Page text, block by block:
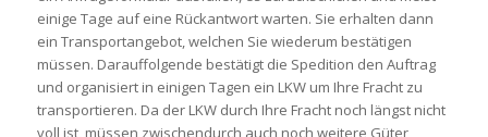
einige Tage auf eine Rückantwort warten. Sie erhalten dann
ein Transportangebot, welchen Sie wiederum bestätigen
müssen. Darauffolgende bestätigt die Spedition den Auftrag
und organisiert in einigen Tagen ein LKW um Ihre Fracht zu
transportieren. Da der LKW durch Ihre Fracht noch längst nicht
voll ist, müssen zwischendurch auch noch weitere Güter